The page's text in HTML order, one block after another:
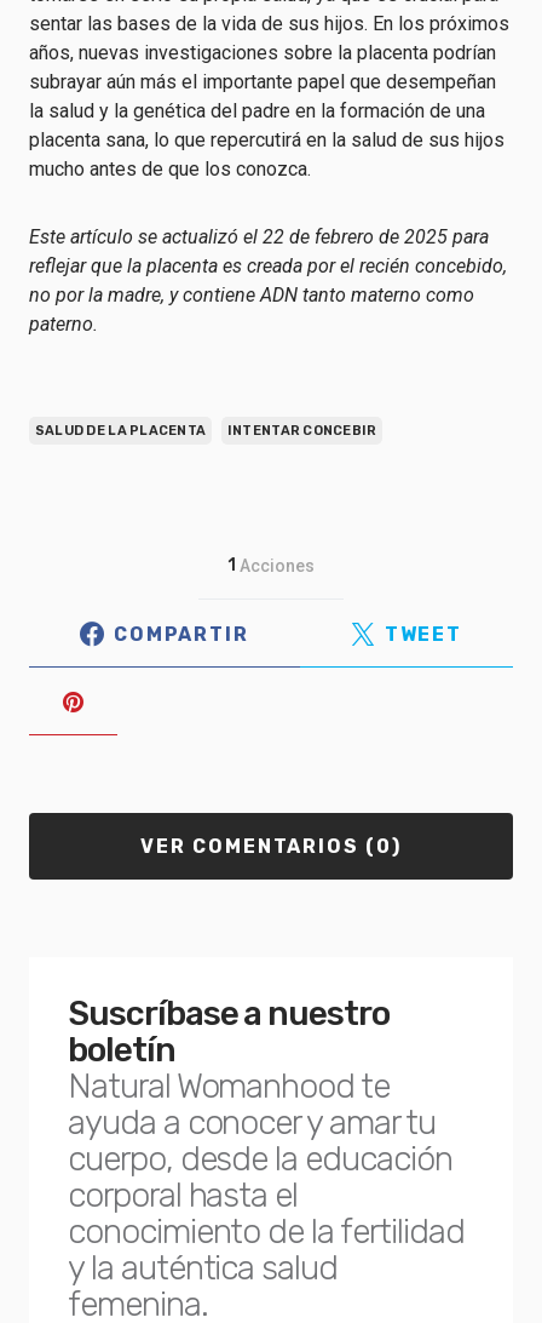
sentar las bases de la vida de sus hijos. En los próximos
años, nuevas investigaciones sobre la placenta podrían
subrayar aún más el importante papel que desempeñan
la salud y la genética del padre en la formación de una
placenta sana, lo que repercutirá en la salud de sus hijos
mucho antes de que los conozca.
Este artículo se actualizó el 22 de febrero de 2025 para
reflejar que la placenta es creada por el recién concebido,
no por la madre, y contiene ADN tanto materno como
paterno.
SALUD DE LA PLACENTA INTENTAR CONCEBIR
1 Acciones
COMPARTIR TWEET
VER COMENTARIOS (0)
Suscríbase a nuestro
boletín
Natural Womanhood te
ayuda a conocer y amar tu
cuerpo, desde la educación
corporal hasta el
conocimiento de la fertilidad
y la auténtica salud
femenina.